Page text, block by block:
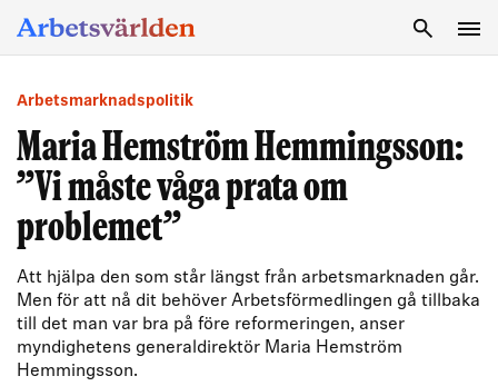
Arbetsmarknadspolitik
Maria Hemström Hemmingsson:
”Vi måste våga prata om
problemet”
Att hjälpa den som står längst från arbetsmarknaden går.
Men för att nå dit behöver Arbetsförmedlingen gå tillbaka
till det man var bra på före reformeringen, anser
myndighetens generaldirektör Maria Hemström
Hemmingsson.